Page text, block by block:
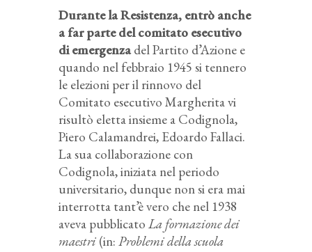
Durante la Resistenza, entrò anche
a far parte del comitato esecutivo
di emergenzadel Partito d’Azione e
quando nel febbraio 1945 si tennero
le elezioni per il rinnovo del
Comitato esecutivo Margherita vi
risultò eletta insieme a Codignola,
Piero Calamandrei, Edoardo Fallaci.
La sua collaborazione con
Codignola, iniziata nel periodo
universitario, dunque non si era mai
interrotta tant’è vero che nel 1938
aveva pubblicato La formazione dei
maestri (in: Problemi della scuola